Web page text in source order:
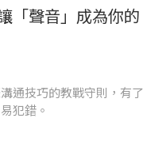
「聲音」成為你的
通技巧的教戰守則，有了
犯錯。